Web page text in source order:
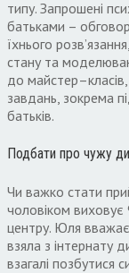
типу. Запрошені
батьками –
їхнього розв’язання,
стану та
до майстер–класів,
завдань, зокрема
батьків.
Подбати про чужу
Чи важко стати
чоловіком виховує
центру. Юля вважає
взяла з інтернату
взагалі позбутися